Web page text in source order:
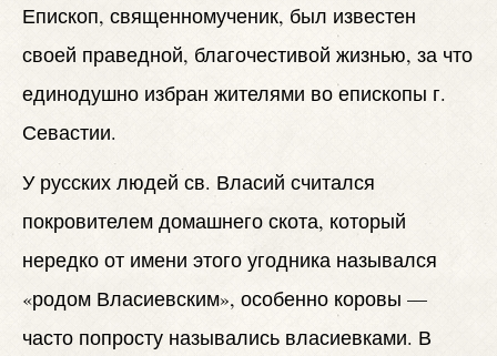
Епископ, священномученик, был известен
своей праведной, благочестивой жизнью, за что
единодушно избран жителями во епископы г.
Севастии.
У русских людей св. Власий считался
покровителем домашнего скота, который
нередко от имени этого угодника назывался
«родом Власиевским», особенно коровы —
часто попросту назывались власиевками. В